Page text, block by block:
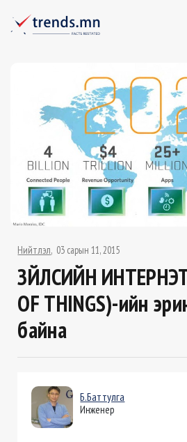
Нийтлэл 03 сарын 11, 2015
ЗҮЙЛСИЙН
OF THINGS)-ийн
байна
Б.Баттулга
Инженер